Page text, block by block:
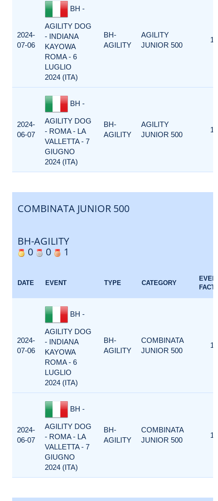
2024-
07-06
BH -
AGILITY DOG
- INDIANA
KAYOWA
ROMA - 6
LUGLIO
2024 (ITA)
BH-
AGILITY
AGILITY
JUNIOR 500
1
2024-
06-07
BH -
AGILITY DOG
- ROMA - LA
VALLETTA - 7
GIUGNO
2024 (ITA)
BH-
AGILITY
AGILITY
JUNIOR 500
1
COMBINATA JUNIOR 500
BH-AGILITY
0
0 1
DATE EVENT TYPE CATEGORY
2024-
07-06
BH -
AGILITY DOG
- INDIANA
KAYOWA
ROMA - 6
LUGLIO
2024 (ITA)
BH-
AGILITY
COMBINATA
JUNIOR 500
1
2024-
06-07
BH -
AGILITY DOG
- ROMA - LA
VALLETTA - 7
GIUGNO
2024 (ITA)
BH-
AGILITY
COMBINATA
JUNIOR 500
1